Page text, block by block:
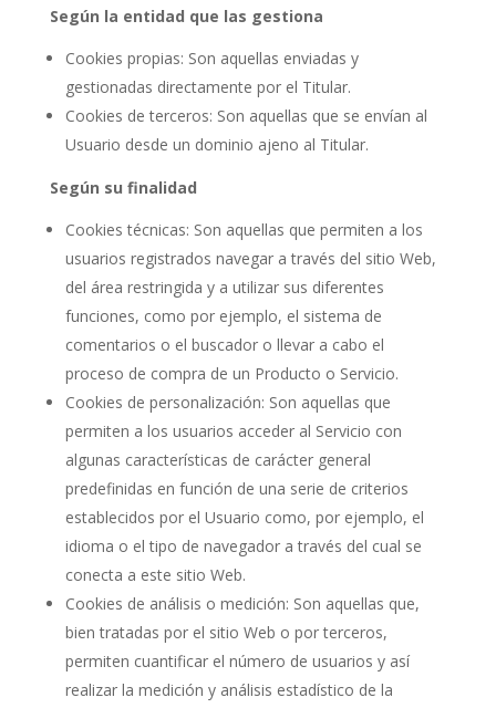
Según la entidad que las gestiona
Cookies propias: Son aquellas enviadas y
gestionadas directamente por el Titular.
Cookies de terceros: Son aquellas que se envían al
Usuario desde un dominio ajeno al Titular.
Según su finalidad
Cookies técnicas: Son aquellas que permiten a los
usuarios registrados navegar a través del sitio Web,
del área restringida y a utilizar sus diferentes
funciones, como por ejemplo, el sistema de
comentarios o el buscador o llevar a cabo el
proceso de compra de un Producto o Servicio.
Cookies de personalización: Son aquellas que
permiten a los usuarios acceder al Servicio con
algunas características de carácter general
predefinidas en función de una serie de criterios
establecidos por el Usuario como, por ejemplo, el
idioma o el tipo de navegador a través del cual se
conecta a este sitio Web.
Cookies de análisis o medición: Son aquellas que,
bien tratadas por el sitio Web o por terceros,
permiten cuantificar el número de usuarios y así
realizar la medición y análisis estadístico de la